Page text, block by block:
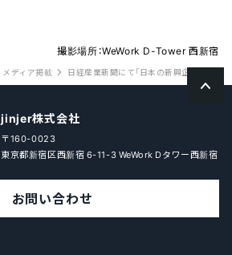
メディア掲載 日経産業新聞にて「日本の新興企業への投
撮影場所：WeWork D-Tower 西新宿
jinjer株式会社
〒160-0023
東京都新宿区西新宿 6-11-3 WeWork Dタワー西新宿
お問い合わせ